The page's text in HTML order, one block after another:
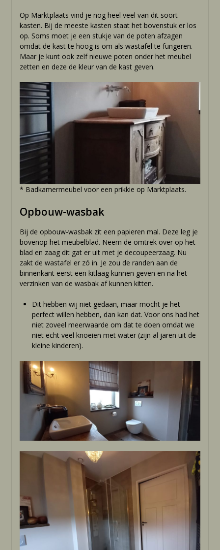
Op Marktplaats vind je nog heel veel van dit soort
kasten. Bij de meeste kasten staat het bovenstuk er los
op. Soms moet je een stukje van de poten afzagen
omdat de kast te hoog is om als wastafel te fungeren.
Maar je kunt ook zelf nieuwe poten onder het meubel
zetten en deze de kleur van de kast geven.
* Badkamermeubel voor een prikkie op Marktplaats.
Opbouw-wasbak
Bij de opbouw-wasbak zit een papieren mal. Deze leg je
bovenop het meubelblad. Neem de omtrek over op het
blad en zaag dit gat er uit met je decoupeerzaag. Nu
zakt de wastafel er zó in. Je zou de randen aan de
binnenkant eerst een kitlaag kunnen geven en na het
verzinken van de wasbak af kunnen kitten.
Dit hebben wij niet gedaan, maar mocht je het
perfect willen hebben, dan kan dat. Voor ons had het
niet zoveel meerwaarde om dat te doen omdat we
niet echt veel knoeien met water (zijn al jaren uit de
kleine kinderen).